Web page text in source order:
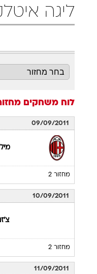
ליגה איטלקית 2011/12
לוח משחקים מחזור
09/09/2011
מחזור 2
10/09/2011
מחזור 2
11/09/2011